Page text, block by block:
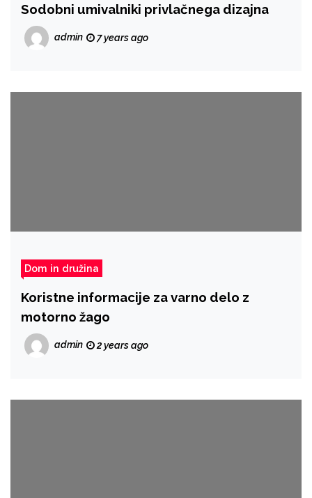
Sodobni umivalniki privlačnega dizajna
admin 7 years ago
Dom in družina
Koristne informacije za varno delo z
motorno žago
admin 2 years ago